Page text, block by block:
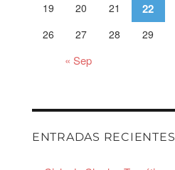
19
20 21 22
26
27 28 29
« Sep
ENTRADAS RECIENTES